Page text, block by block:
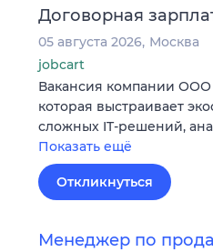
Договорная
05 августа 2026 Москва
jobcart
Вакансия компании
которая выстраивает
сложных IT‑решений,
Показать ещё
Откликнуться
Менеджер по